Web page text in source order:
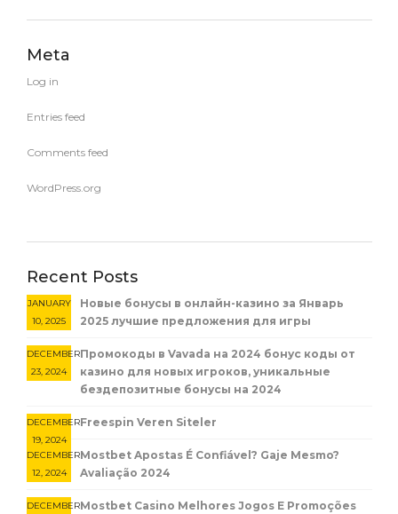
Meta
Log in
Entries feed
Comments feed
WordPress.org
Recent Posts
Новые бонусы в онлайн-казино за Январь
2025 лучшие предложения для игры
JANUARY
10, 2025
Промокоды в Vavada на 2024 бонус коды от
казино для новых игроков, уникальные
бездепозитные бонусы на 2024
DECEMBER
23, 2024
Freespin Veren Siteler
DECEMBER
19, 2024
Mostbet Apostas É Confiável? Gaje Mesmo?
Avaliação 2024
DECEMBER
12, 2024
Mostbet Casino Melhores Jogos E Promoções
DECEMBER